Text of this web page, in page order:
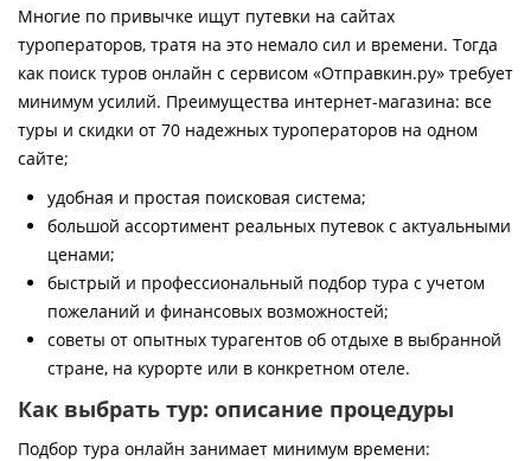
Многие по привычке ищут путевки на сайтах
туроператоров, тратя на это немало сил и времени. Тогда
как поиск туров онлайн с сервисом «Отправкин.ру» требует
минимум усилий. Преимущества интернет-магазина: все
туры и скидки от 70 надежных туроператоров на одном
сайте;
удобная и простая поисковая система;
большой ассортимент реальных путевок с актуальными
ценами;
быстрый и профессиональный подбор тура с учетом
пожеланий и финансовых возможностей;
советы от опытных турагентов об отдыхе в выбранной
стране, на курорте или в конкретном отеле.
Как выбрать тур: описание процедуры
Подбор тура онлайн занимает минимум времени: